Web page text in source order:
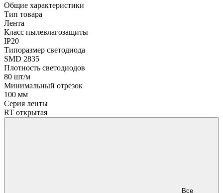
Общие характеристики
Тип товара
Лента
Класс пылевлагозащиты
IP20
Типоразмер светодиода
SMD 2835
Плотность светодиодов
80 шт/м
Минимальный отрезок
100 мм
Серия ленты
RT открытая